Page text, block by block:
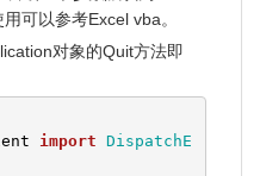
可以参考Excel vba。
对象的Quit方法即
import DispatchE